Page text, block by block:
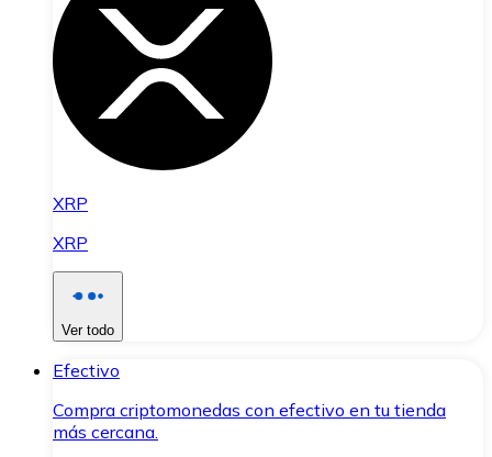
XRP
XRP
Ver todo
Efectivo
Compra criptomonedas con efectivo en tu tienda
más cercana.